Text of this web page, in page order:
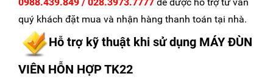
quý khách đặt mua và nhận hàng thanh toán tại nhà.
Hỗ trợ kỹ thuật khi sử dụng MÁY ĐÙN
VIÊN HỖN HỢP TK22